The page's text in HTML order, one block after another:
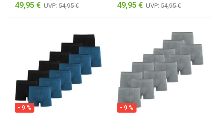
49,95 € UVP: 54,95 € 49,95 € UVP: 54,95 €
- 9 % - 9 %